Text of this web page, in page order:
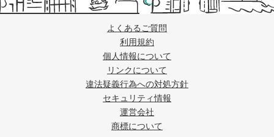
よくあるご質問
利用規約
個人情報について
リンクについて
違法疑義行為への対処方針
セキュリティ情報
運営会社
商標について